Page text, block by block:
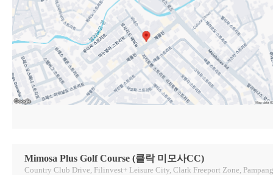
Mimosa Plus Golf Course (클락 미모사CC)
Country Club Drive, Filinvest+ Leisure City, Clark Freeport Zone,